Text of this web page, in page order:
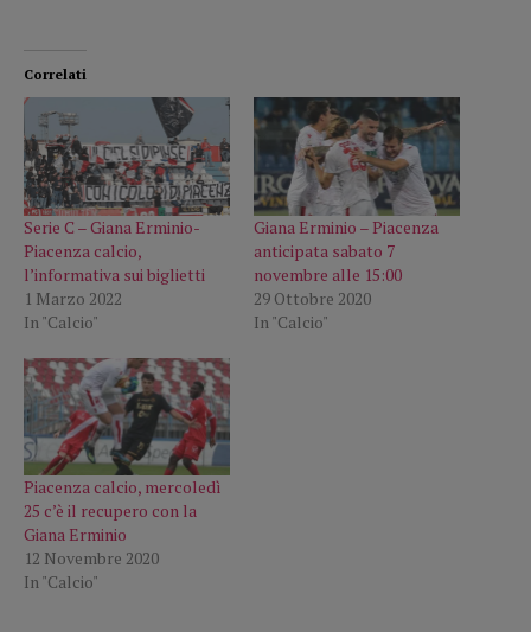
Correlati
Serie C – Giana Erminio-
Piacenza calcio,
l’informativa sui biglietti
1 Marzo 2022
In "Calcio"
Giana Erminio – Piacenza
anticipata sabato 7
novembre alle 15:00
29 Ottobre 2020
In "Calcio"
Piacenza calcio, mercoledì
25 c’è il recupero con la
Giana Erminio
12 Novembre 2020
In "Calcio"